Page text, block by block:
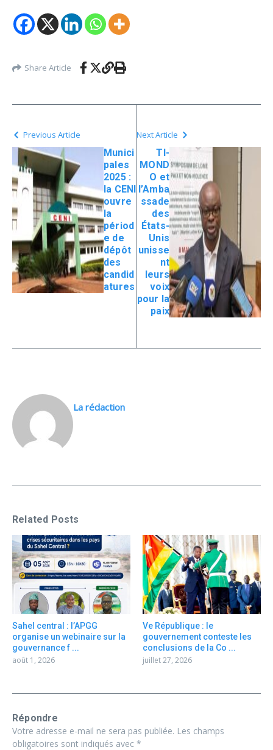
Share Article
Previous Article
Munici
pales
2025 :
la CENI
ouvre
la
périod
e de
dépôt
des
candid
atures
Next Article
TI-
MOND
O et
l’Amba
ssade
des
États-
Unis
unisse
nt
leurs
voix
pour la
paix
La rédaction
Related Posts
Sahel central : l’APGG
organise un webinaire sur la
gouvernance f ...
août 1, 2026
Ve République : le
gouvernement conteste les
conclusions de la Co ...
juillet 27, 2026
Répondre
Votre adresse e-mail ne sera pas publiée. Les champs
obligatoires sont indiqués avec *